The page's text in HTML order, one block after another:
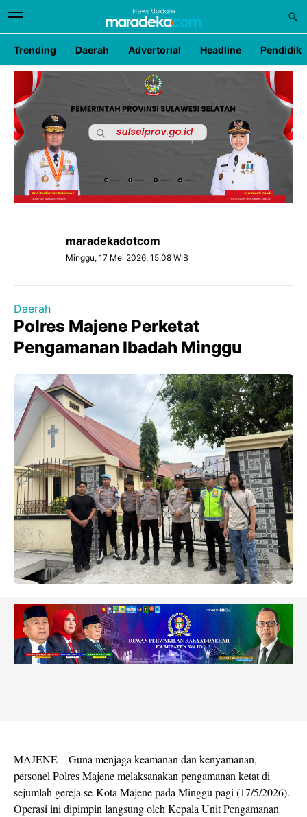
Trending Daerah Advertorial Headline
maradekadotcom
Minggu, 17 Mei 2026, 15.08 WIB
Daerah
Polres Majene Perketat
Pengamanan Ibadah Minggu
MAJENE – Guna menjaga keamanan dan kenyamanan,
personel Polres Majene melaksanakan pengamanan ketat di
sejumlah gereja se-Kota Majene pada Minggu pagi (17/5/2026).
Operasi ini dipimpin langsung oleh Kepala Unit Pengamanan